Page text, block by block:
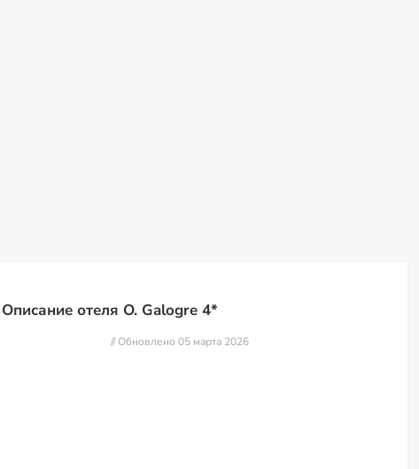
Описание отеля O. Galogre 4*
// Обновлено 05 марта 2026